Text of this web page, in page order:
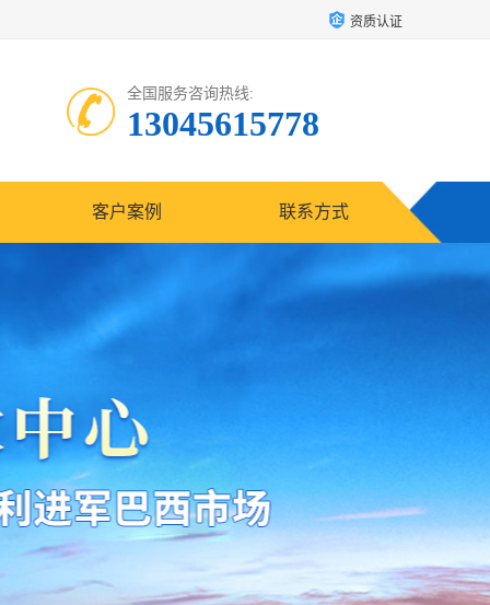
资质认证
全国服务咨询热线:
13045615778
客户案例 联系方式